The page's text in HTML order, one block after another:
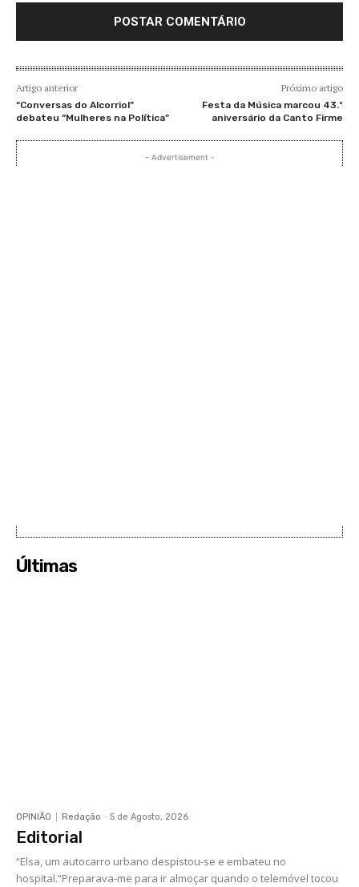
Artigo anterior
“Conversas do Alcorriol”
debateu “Mulheres na Política”
Próximo artigo
Festa da Música marcou 43.º
aniversário da Canto Firme
- Advertisement -
Últimas
OPINIÃO Redação - 5 de Agosto, 2026
Editorial
“Elsa, um autocarro urbano despistou-se e embateu no
hospital.”Preparava-me para ir almoçar quando o telemóvel tocou